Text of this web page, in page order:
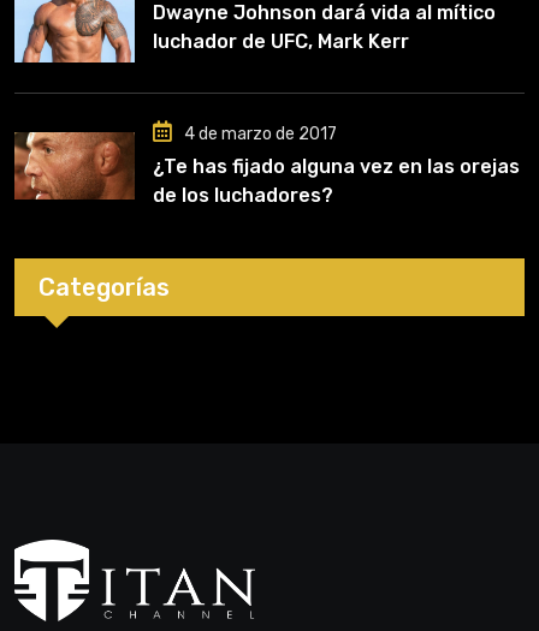
Dwayne Johnson dará vida al mítico
luchador de UFC, Mark Kerr
4 de marzo de 2017
¿Te has fijado alguna vez en las orejas
de los luchadores?
Categorías